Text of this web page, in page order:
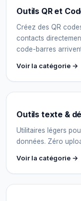
Outils QR et
Créez des QR
contacts
code-barres
Voir la catégorie →
Outils texte &
Utilitaires légers
données. Zéro
Voir la catégorie →